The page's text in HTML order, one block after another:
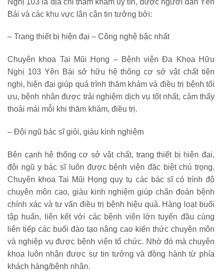
Bái và các khu vực lân cận tin tưởng bởi:
– Trang thiết bị hiện đại – Công nghệ bậc nhất
Chuyên khoa Tai Mũi Họng – Bệnh viện Đa Khoa Hữu
Nghị 103 Yên Bái sở hữu hệ thống cơ sở vật chất tiện
nghi, hiện đại giúp quá trình thăm khám và điều trị bệnh tối
ưu, bệnh nhân được trải nghiệm dịch vụ tốt nhất, cảm thấy
thoải mái mỗi khi thăm khám, điều trị.
– Đội ngũ bác sĩ giỏi, giàu kinh nghiệm
Bên cạnh hệ thống cơ sở vật chất, trang thiết bị hiện đại,
đội ngũ y bác sĩ luôn được bệnh viện đặc biệt chú trọng.
Chuyên khoa Tai Mũi Họng quy tụ các bác sĩ có trình độ
chuyên môn cao, giàu kinh nghiệm giúp chẩn đoán bệnh
chính xác và tư vấn điều trị bệnh hiệu quả. Hàng loạt buổi
tập huấn, liên kết với các bệnh viện lớn tuyến đầu cùng
liên tiếp các buổi đào tạo nâng cao kiến thức chuyên môn
và nghiệp vụ được bệnh viện tổ chức. Nhờ đó mà chuyên
khoa luôn nhận được sự tin tưởng và đồng hành từ phía
khách hàng/bệnh nhân.